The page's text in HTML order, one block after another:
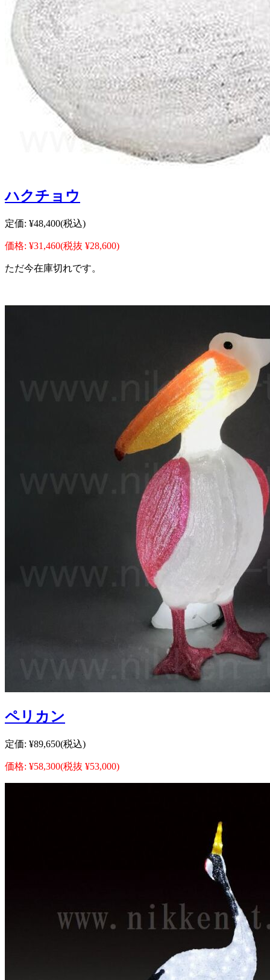
ハクチョウ
定価: ¥48,400(税込)
価格: ¥31,460(税抜 ¥28,600)
ただ今在庫切れです。
ペリカン
定価: ¥89,650(税込)
価格: ¥58,300(税抜 ¥53,000)